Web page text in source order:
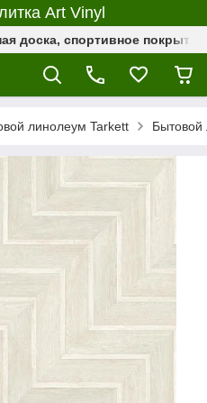
Art Vinyl
доска, спортивное
линолеум Tarkett Бытовой